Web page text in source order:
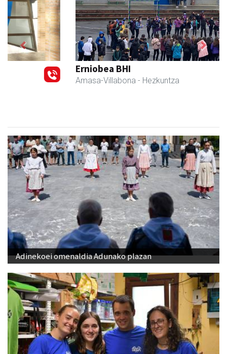
Erniobea BHI
Amasa-Villabona - Hezkuntza
Previous Next
Adinekoei omenaldia Adunako plazan